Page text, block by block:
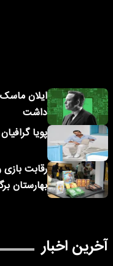
داشت
پویا
رقابت
بهارستان
آخرین اخبار